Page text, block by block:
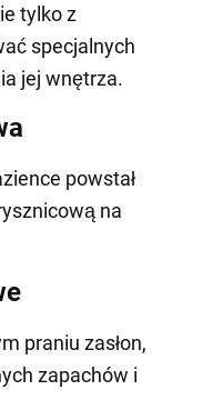
tylko z
specjalnych
jej wnętrza.
powstał
na
praniu zasłon,
zapachów i